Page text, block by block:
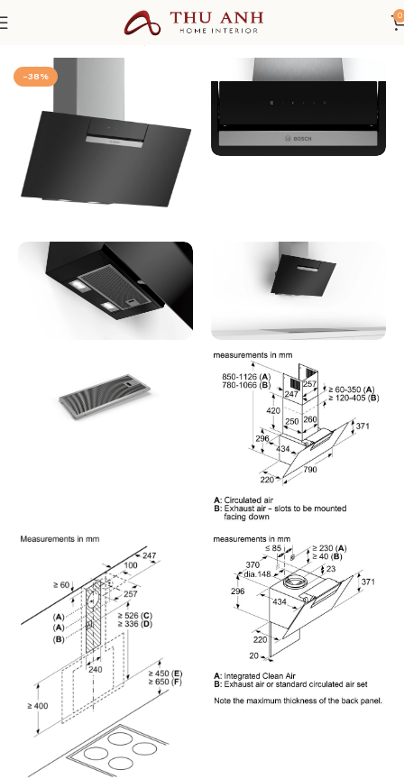
0
THIẾT BỊ NHÀ BẾP Máy hút mùi
-38%